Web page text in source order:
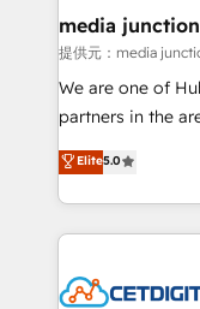
Mexico, USA,
hundred successful
rooted in
training,
inbound
understanding,
competitive
media junction
提供元：media
We are one of
partners in the
design &
implementations
companies. We are woman-owned, powered by
coffee, and we ❤️ dogs. We produce
Impact Award
Elite5.0